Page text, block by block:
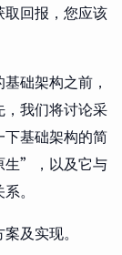
回报，您应该
础架构之前，
我们将讨论采
基础架构的简
生”，以及它与
。
及实现。